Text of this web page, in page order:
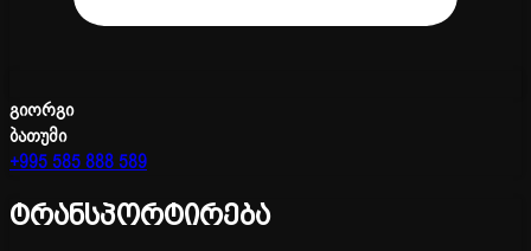
გიორგი
ბათუმი
+995 585 888 589
ტრანსპორტირება